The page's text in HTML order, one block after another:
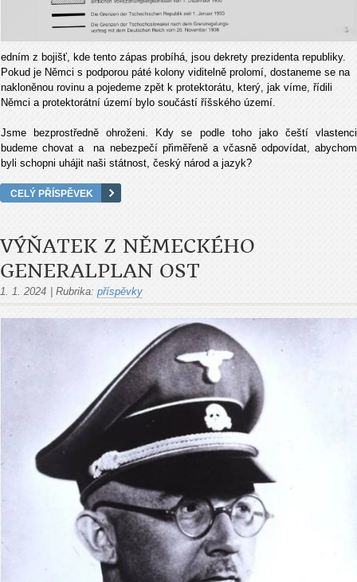
edním z bojišť, kde tento zápas probíhá, jsou dekrety prezidenta republiky.
Pokud je Němci s podporou páté kolony viditelně prolomí, dostaneme se na
nakloněnou rovinu a pojedeme zpět k protektorátu, který, jak víme, řídili
Němci a protektorátní území bylo součástí říšského území.
Jsme bezprostředně ohroženi. Kdy se podle toho jako čeští vlastenci
budeme chovat a na nebezpečí přiměřeně a včasně odpovídat, abychom
byli schopni uhájit naši státnost, český národ a jazyk?
CELÝ PŘÍSPĚVEK
VÝŇATEK Z NĚMECKÉHO
GENERALPLAN OST
1. 1. 2024 | Rubrika: příspěvky